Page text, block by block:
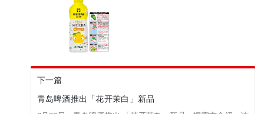
下一篇
青岛啤酒推出「花开茉白」新品